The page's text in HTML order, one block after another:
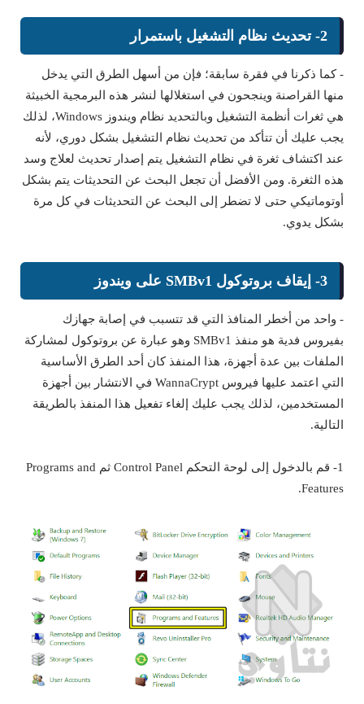
2- تحديث نظام التشغيل باستمرار
- كما ذكرنا في فقرة سابقة؛ فإن من أسهل الطرق التي يدخل
منها القراصنة وينجحون في استغلالها لنشر هذه البرمجية الخبيثة
هي ثغرات أنظمة التشغيل وبالتحديد نظام ويندوز Windows، لذلك
يجب عليك أن تتأكد من تحديث نظام التشغيل بشكل دوري، لأنه
عند اكتشاف ثغرة في نظام التشغيل يتم إصدار تحديث لعلاج وسد
هذه الثغرة. ومن الأفضل أن تجعل البحث عن التحديثات يتم بشكل
أوتوماتيكي حتى لا تضطر إلى البحث عن التحديثات في كل مرة
بشكل يدوي.
3- إيقاف بروتوكول SMBv1 على ويندوز
- واحد من أخطر المنافذ التي قد تتسبب في إصابة جهازك
بفيروس فدية هو منفذ SMBv1 وهو عبارة عن بروتوكول لمشاركة
الملفات بين عدة أجهزة، هذا المنفذ كان أحد الطرق الأساسية
التي اعتمد عليها فيروس WannaCrypt في الانتشار بين أجهزة
المستخدمين، لذلك يجب عليك إلغاء تفعيل هذا المنفذ بالطريقة
التالية.
1- قم بالدخول إلى لوحة التحكم Control Panel ثم Programs and
Features.